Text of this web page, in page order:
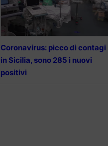
Coronavirus: picco di contagi
in Sicilia, sono 285 i nuovi
positivi